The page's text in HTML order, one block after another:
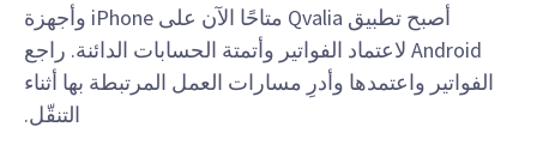
أصبح تطبيق Qvalia متاحًا الآن على iPhone وأجهزة
Android لاعتماد الفواتير وأتمتة الحسابات الدائنة. راجع
الفواتير واعتمدها وأدرِ مسارات العمل المرتبطة بها أثناء
التنقّل.